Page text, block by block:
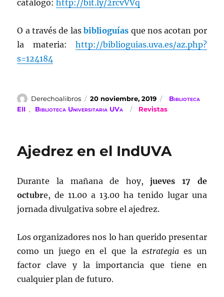
catálogo:http://bit.ly/2rcvVVq
O a través de lasbiblioguías que nos acotan por
la materia: http://biblioguias.uva.es/az.php?
s=124184
Autor
Derechoalibros
Publicado
el
20 noviembre, 2019 Categorías
Biblioteca
EII , Biblioteca Universitaria UVa Etiquetas
Revistas
Ajedrez en el IndUVA
Durante la mañana de hoy,jueves 17 de
octubre, de 11.00 a 13.00 ha tenido lugar una
jornada divulgativa sobre el ajedrez.
Los organizadores nos lo han querido presentar
como un juego en el que la estrategia es un
factor clave y la importancia que tiene en
cualquier plan de futuro.